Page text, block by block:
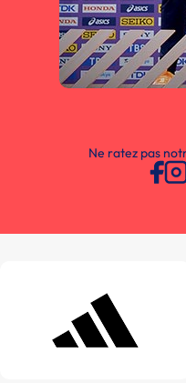
Ne ratez pas